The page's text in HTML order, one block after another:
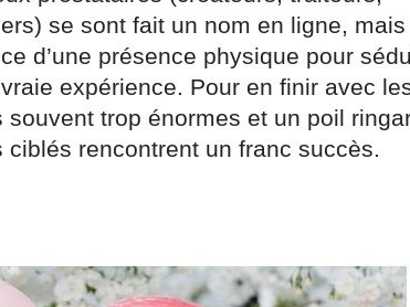
se sont fait un nom en ligne, mais
d’une présence physique pour
expérience. Pour en finir avec
trop énormes et un poil
rencontrent un franc succès.